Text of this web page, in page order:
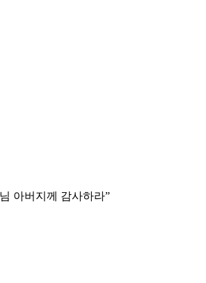
아버지께 감사하라”